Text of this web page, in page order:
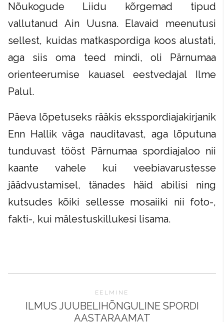
Nõukogude Liidu kõrgemad tipud
vallutanud Ain Uusna. Elavaid meenutusi
sellest, kuidas matkaspordiga koos alustati,
aga siis oma teed mindi, oli Pärnumaa
orienteerumise kauasel eestvedajal Ilme
Palul.
Päeva lõpetuseks rääkis eksspordiajakirjanik
Enn Hallik väga nauditavast, aga lõputuna
tunduvast tööst Pärnumaa spordiajaloo nii
kaante vahele kui veebiavarustesse
jäädvustamisel, tänades häid abilisi ning
kutsudes kõiki sellesse mosaiiki nii foto-,
fakti-, kui mälestuskillukesi lisama.
EELMINE
ILMUS JUUBELIHÕNGULINE SPORDI
AASTARAAMAT